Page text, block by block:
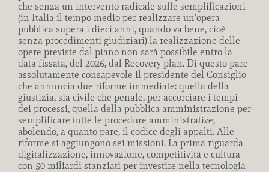
che senza un intervento radicale sulle semplificazioni
(in Italia il tempo medio per realizzare un’opera
pubblica supera i dieci anni, quando va bene, cioè
senza procedimenti giudiziari) la realizzazione delle
opere previste dal piano non sarà possibile entro la
data fissata, del 2026, dal Recovery plan. Di questo pare
assolutamente consapevole il presidente del Consiglio
che annuncia due riforme immediate: quella della
giustizia, sia civile che penale, per accorciare i tempi
dei processi, quella della pubblica amministrazione per
semplificare tutte le procedure amministrative,
abolendo, a quanto pare, il codice degli appalti. Alle
riforme si aggiungono sei missioni. La prima riguarda
digitalizzazione, innovazione, competitività e cultura
con 50 miliardi stanziati per investire nella tecnologia